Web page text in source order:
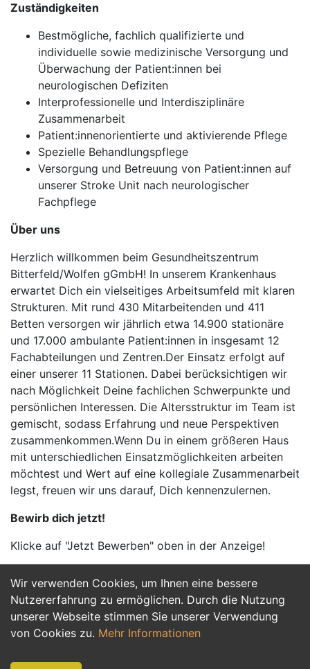
Wir verwenden Cookies, um Ihnen eine bessere
Nutzererfahrung zu ermöglichen. Durch die Nutzung
unserer Webseite stimmen Sie unserer Verwendung
von Cookies zu. Mehr Informationen
Zuständigkeiten
Bestmögliche, fachlich qualifizierte und
individuelle sowie medizinische Versorgung und
Überwachung der Patient:innen bei
neurologischen Defiziten
Interprofessionelle und Interdisziplinäre
Zusammenarbeit
Patient:innenorientierte und aktivierende Pflege
Spezielle Behandlungspflege
Versorgung und Betreuung von Patient:innen auf
unserer Stroke Unit nach neurologischer
Fachpflege
Über uns
Herzlich willkommen beim Gesundheitszentrum
Bitterfeld/Wolfen gGmbH! In unserem Krankenhaus
erwartet Dich ein vielseitiges Arbeitsumfeld mit klaren
Strukturen. Mit rund 430 Mitarbeitenden und 411
Betten versorgen wir jährlich etwa 14.900 stationäre
und 17.000 ambulante Patient:innen in insgesamt 12
Fachabteilungen und Zentren.Der Einsatz erfolgt auf
einer unserer 11 Stationen. Dabei berücksichtigen wir
nach Möglichkeit Deine fachlichen Schwerpunkte und
persönlichen Interessen. Die Altersstruktur im Team ist
gemischt, sodass Erfahrung und neue Perspektiven
zusammenkommen.Wenn Du in einem größeren Haus
mit unterschiedlichen Einsatzmöglichkeiten arbeiten
möchtest und Wert auf eine kollegiale Zusammenarbeit
legst, freuen wir uns darauf, Dich kennenzulernen.
Bewirb dich jetzt!
Klicke auf "Jetzt Bewerben" oben in der Anzeige!
Jetzt Bewerben